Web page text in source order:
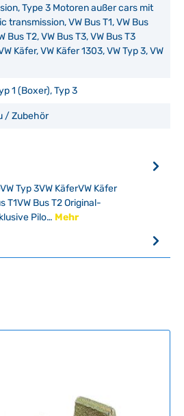
Type 3 Motoren außer cars mit
transmission, VW Bus T1, VW Bus
Bus T2, VW Bus T3, VW Bus T3
Käfer, VW Käfer 1303, VW Typ 3, VW
1 (Boxer), Typ 3
/ Zubehör
Typ 3VW KäferVW Käfer
T1VW Bus T2 Original-
Pilo… Mehr